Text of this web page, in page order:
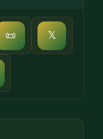
📜 𝕏